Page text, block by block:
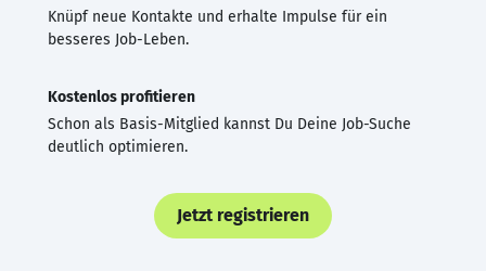
Knüpf neue Kontakte und erhalte Impulse für ein
besseres Job-Leben.
Kostenlos profitieren
Schon als Basis-Mitglied kannst Du Deine Job-Suche
deutlich optimieren.
Jetzt registrieren